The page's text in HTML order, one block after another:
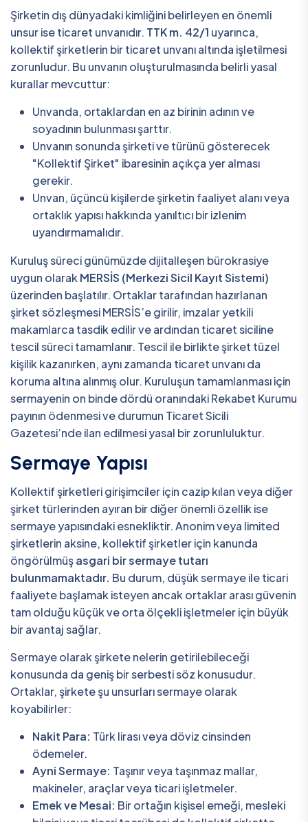
Şirketin dış dünyadaki kimliğini belirleyen en önemli
unsur ise ticaret unvanıdır. TTK m. 42/1 uyarınca,
kollektif şirketlerin bir ticaret unvanı altında işletilmesi
zorunludur. Bu unvanın oluşturulmasında belirli yasal
kurallar mevcuttur:
Unvanda, ortaklardan en az birinin adının ve
soyadının bulunması şarttır.
Unvanın sonunda şirketi ve türünü gösterecek
"Kollektif Şirket" ibaresinin açıkça yer alması
gerekir.
Unvan, üçüncü kişilerde şirketin faaliyet alanı veya
ortaklık yapısı hakkında yanıltıcı bir izlenim
uyandırmamalıdır.
Kuruluş süreci günümüzde dijitalleşen bürokrasiye
uygun olarakMERSİS (Merkezi Sicil Kayıt Sistemi)
üzerinden başlatılır. Ortaklar tarafından hazırlanan
şirket sözleşmesi MERSİS’e girilir, imzalar yetkili
makamlarca tasdik edilir ve ardından ticaret siciline
tescil süreci tamamlanır. Tescil ile birlikte şirket tüzel
kişilik kazanırken, aynı zamanda ticaret unvanı da
koruma altına alınmış olur. Kuruluşun tamamlanması için
sermayenin on binde dördü oranındaki Rekabet Kurumu
payının ödenmesi ve durumun Ticaret Sicili
Gazetesi’nde ilan edilmesi yasal bir zorunluluktur.
Sermaye Yapısı
Kollektif şirketleri girişimciler için cazip kılan veya diğer
şirket türlerinden ayıran bir diğer önemli özellik ise
sermaye yapısındaki esnekliktir. Anonim veya limited
şirketlerin aksine, kollektif şirketler için kanunda
öngörülmüşasgari bir sermaye tutarı
bulunmamaktadır. Bu durum, düşük sermaye ile ticari
faaliyete başlamak isteyen ancak ortaklar arası güvenin
tam olduğu küçük ve orta ölçekli işletmeler için büyük
bir avantaj sağlar.
Sermaye olarak şirkete nelerin getirilebileceği
konusunda da geniş bir serbesti söz konusudur.
Ortaklar, şirkete şu unsurları sermaye olarak
koyabilirler:
Nakit Para: Türk lirası veya döviz cinsinden
ödemeler.
Ayni Sermaye: Taşınır veya taşınmaz mallar,
makineler, araçlar veya ticari işletmeler.
Emek ve Mesai: Bir ortağın kişisel emeği, mesleki